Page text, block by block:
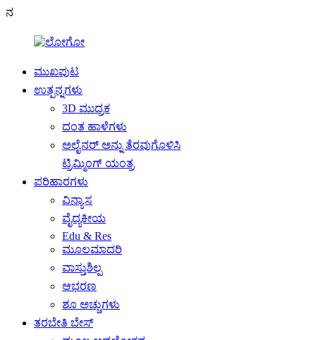
ನ
ಮುಖಪುಟ
ಉತ್ಪನ್ನಗಳು
3D ಮುದ್ರಕ
ದಂತ ಹಾಳೆಗಳು
ಅಲೈನರ್ ಅನ್ನು ತೆರವುಗೊಳಿಸಿ
ಟ್ರಿಮ್ಮಿಂಗ್ ಯಂತ್ರ
ಪರಿಹಾರಗಳು
ವಿನ್ಯಾಸ
ವೈದ್ಯಕೀಯ
Edu & Res
ಮೂಲಮಾದರಿ
ವಾಸ್ತುಶಿಲ್ಪ
ಆಭರಣ
ಶೂ ಅಚ್ಚುಗಳು
ತರಬೇತಿ ಬೇಸ್